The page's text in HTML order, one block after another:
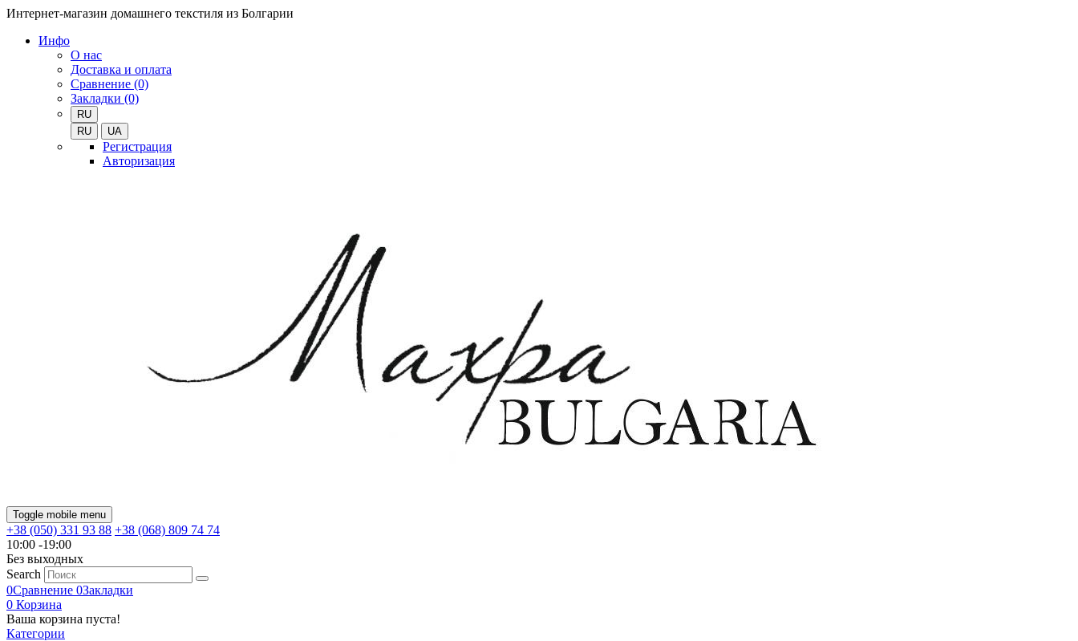
Интернет-магазин домашнего текстиля из Болгарии
Инфо
О нас
Доставка и оплата
Сравнение (0)
Закладки (0)
RU
RU
UA
Регистрация
Авторизация
Toggle mobile menu
+38 (050) 331 93 88 +38 (068) 809 74 74
10:00 -19:00
Без выходных
Search
0Сравнение 0Закладки
0 Корзина
Ваша корзина пуста!
Категории